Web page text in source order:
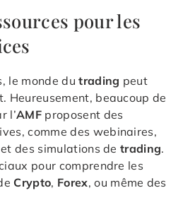
pour les
le monde dutrading peut
Heureusement, beaucoup de
l’AMF proposent des
comme des webinaires,
des simulations detrading.
pour comprendre les
Crypto, Forex, ou même des